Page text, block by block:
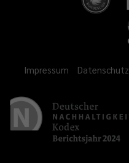
Impressum Datenschutz